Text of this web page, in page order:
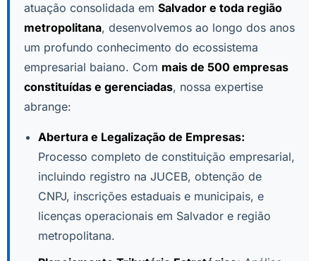
atuação consolidada em Salvador e toda região
metropolitana, desenvolvemos ao longo dos anos
um profundo conhecimento do ecossistema
empresarial baiano. Com mais de 500 empresas
constituídas e gerenciadas, nossa expertise
abrange:
Abertura e Legalização de Empresas:
Processo completo de constituição empresarial,
incluindo registro na JUCEB, obtenção de
CNPJ, inscrições estaduais e municipais, e
licenças operacionais em Salvador e região
metropolitana.